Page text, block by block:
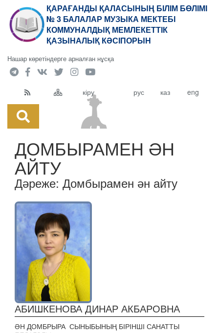
ҚАРАҒАНДЫ ҚАЛАСЫНЫҢ БІЛІМ БӨЛІМІ
№ 3 БАЛАЛАР МУЗЫКА МЕКТЕБІ
КОММУНАЛДЫҚ МЕМЛЕКЕТТІК
ҚАЗЫНАЛЫҚ КӘСІПОРЫН
Нашар көретіндерге арналған нұсқа
кіру рус каз eng
ДОМБЫРАМЕН ӘН
АЙТУ
Дәреже: Домбырамен ән айту
АБИШКЕНОВА ДИНАР АКБАРОВНА
ӘН ДОМБРЫРА СЫНЫБЫНЫҢ БІРІНШІ САНАТТЫ